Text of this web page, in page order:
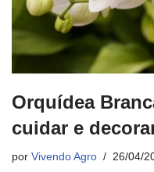
Orquídea
cuidar e
por Vivendo Agro 26/04/